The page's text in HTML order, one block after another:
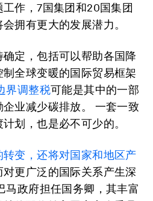
作，7国集团和20国集团
拥有更大的发展潜力。
定，包括可以帮助各国降
全球变暖的国际贸易框架
界调整税可能是其中的一部
业减少碳排放。 一套一致
划，也是必不可少的。
转变，还将对国家和地区产
对更广泛的国际关系产生深
马政府担任国务卿，其丰富